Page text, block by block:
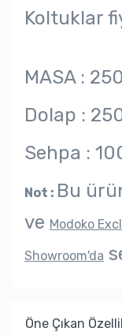
Koltuklar
MASA :
Dolap :
Sehpa :
Not : Bu
ve Modoko
Showroom'da
Öne Çıkan